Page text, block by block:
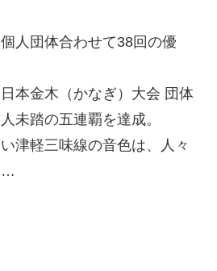
人団体合わせて38回の優
本金木（かなぎ）大会 団体
未踏の五連覇を達成。
津軽三味線の音色は、人々
…